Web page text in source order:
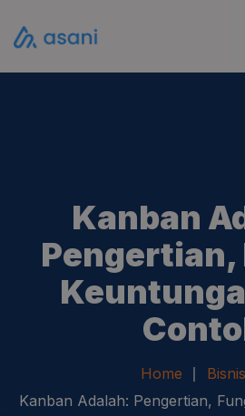
Kanban
Pengertian,
Home
Bisnis
Kanban Adalah: Pengertian,